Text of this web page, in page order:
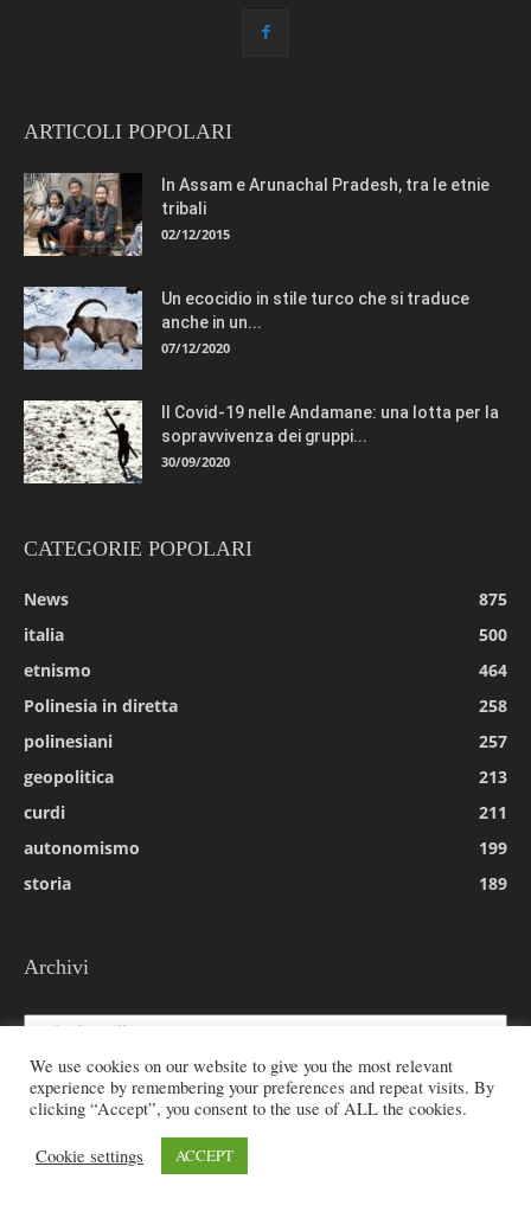
ARTICOLI POPOLARI
In Assam e Arunachal Pradesh, tra le etnie
tribali
02/12/2015
Un ecocidio in stile turco che si traduce
anche in un...
07/12/2020
Il Covid-19 nelle Andamane: una lotta per la
sopravvivenza dei gruppi...
30/09/2020
CATEGORIE POPOLARI
News
875
italia
500
etnismo
464
Polinesia in diretta
258
polinesiani
257
geopolitica
213
curdi
211
autonomismo
199
storia
189
Archivi
Archivi
© 2026 All rights reserved - Etnie -
Email:redazione@rivistaetnie.com
We use cookies on our website to give you the most relevant
experience by remembering your preferences and repeat visits. By
clicking “Accept”, you consent to the use of ALL the cookies.
Cookie settings ACCEPT